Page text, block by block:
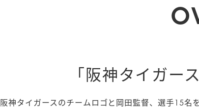
「阪神タイガー
阪神タイガースのチームロゴと岡田監督、選手15名